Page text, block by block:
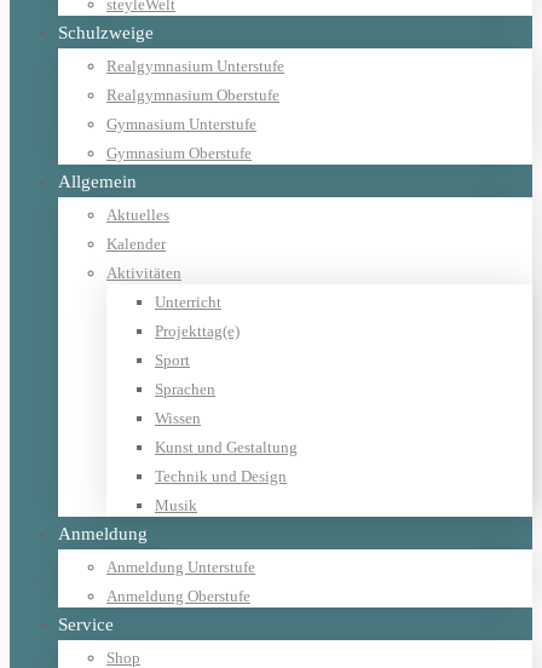
steyleWelt
Schulzweige
Realgymnasium Unterstufe
Realgymnasium Oberstufe
Gymnasium Unterstufe
Gymnasium Oberstufe
Allgemein
Aktuelles
Kalender
Aktivitäten
Unterricht
Projekttag(e)
Sport
Sprachen
Wissen
Kunst und Gestaltung
Technik und Design
Musik
Anmeldung
Anmeldung Unterstufe
Anmeldung Oberstufe
Service
Shop